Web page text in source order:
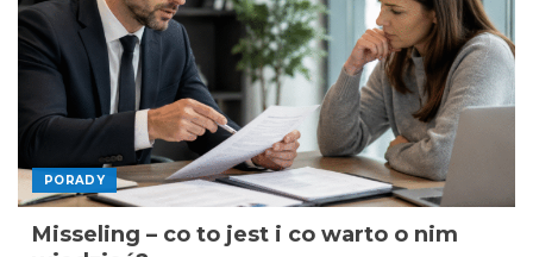
PORADY
Misseling – co to jest i co warto o nim